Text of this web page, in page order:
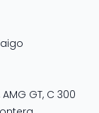
AMG GT, C 300